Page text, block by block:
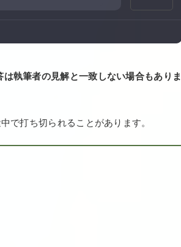
執筆者の見解と一致しない場合もありま
で打ち切られることがあります。